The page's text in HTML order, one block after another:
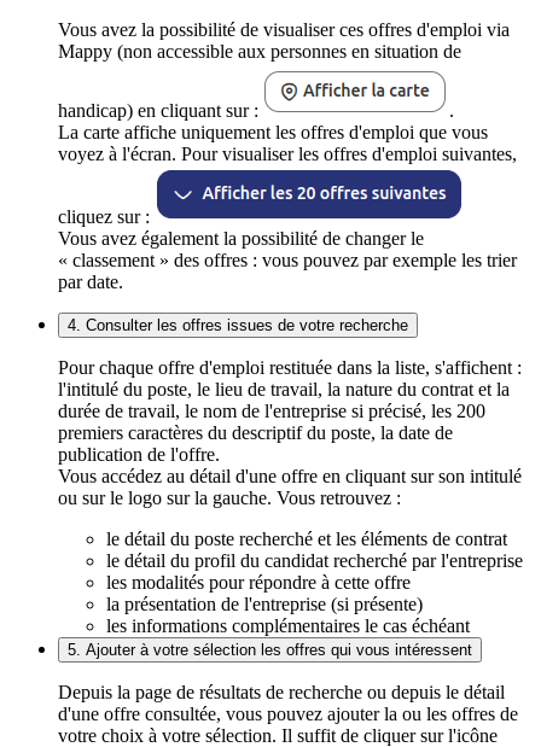
Vous avez la possibilité de visualiser ces offres d'emploi via
Mappy (non accessible aux personnes en situation de
handicap) en cliquant sur :
.
La carte affiche uniquement les offres d'emploi que vous
voyez à l'écran. Pour visualiser les offres d'emploi suivantes,
cliquez sur :
Vous avez également la possibilité de changer le
« classement » des offres : vous pouvez par exemple les trier
par date.
4. Consulter les offres issues de votre recherche
Pour chaque offre d'emploi restituée dans la liste, s'affichent :
l'intitulé du poste, le lieu de travail, la nature du contrat et la
durée de travail, le nom de l'entreprise si précisé, les 200
premiers caractères du descriptif du poste, la date de
publication de l'offre.
Vous accédez au détail d'une offre en cliquant sur son intitulé
ou sur le logo sur la gauche. Vous retrouvez :
le détail du poste recherché et les éléments de contrat
le détail du profil du candidat recherché par l'entreprise
les modalités pour répondre à cette offre
la présentation de l'entreprise (si présente)
les informations complémentaires le cas échéant
5. Ajouter à votre sélection les offres qui vous intéressent
Depuis la page de résultats de recherche ou depuis le détail
d'une offre consultée, vous pouvez ajouter la ou les offres de
votre choix à votre sélection. Il suffit de cliquer sur l'icône